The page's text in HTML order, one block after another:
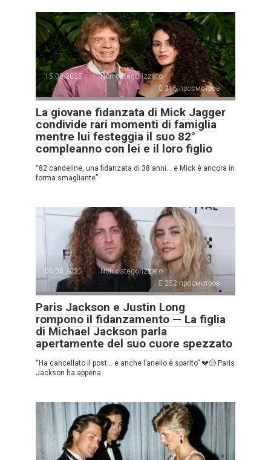
15.08.2025
Non categorizzato
316 просмотров
La giovane fidanzata di Mick Jagger
condivide rari momenti di famiglia
mentre lui festeggia il suo 82°
compleanno con lei e il loro figlio
“82 candeline, una fidanzata di 38 anni… e Mick è ancora in
forma smagliante”
06.08.2025
Non categorizzato
252 просмотров
Paris Jackson e Justin Long
rompono il fidanzamento — La figlia
di Michael Jackson parla
apertamente del suo cuore spezzato
“Ha cancellato il post… e anche l’anello è sparito” 💔😢 Paris
Jackson ha appena